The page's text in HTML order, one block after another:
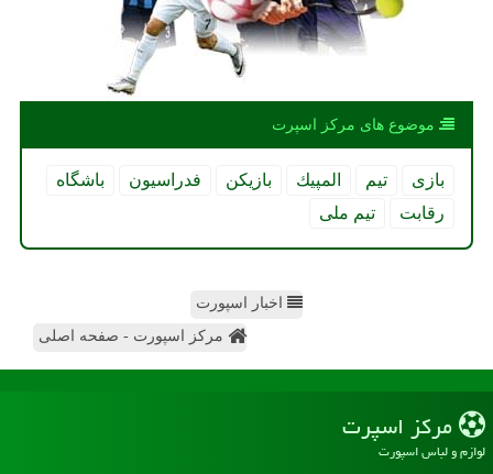
موضوع های مركز اسپرت
بازی تیم المپیك بازیكن فدراسیون
باشگاه
رقابت
تیم ملی
اخبار اسپورت
مرکز اسپورت - صفحه اصلی
مركز اسپرت
لوازم و لباس اسپورت